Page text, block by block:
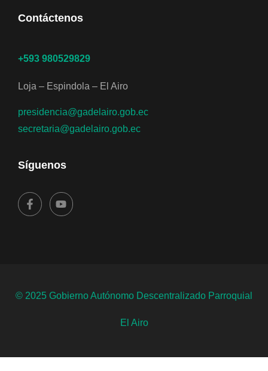
Contáctenos
+593 980529829
Loja – Espindola – El Airo
presidencia@gadelairo.gob.ec
secretaria@gadelairo.gob.ec
Síguenos
© 2025 Gobierno Autónomo Descentralizado Parroquial
El Airo